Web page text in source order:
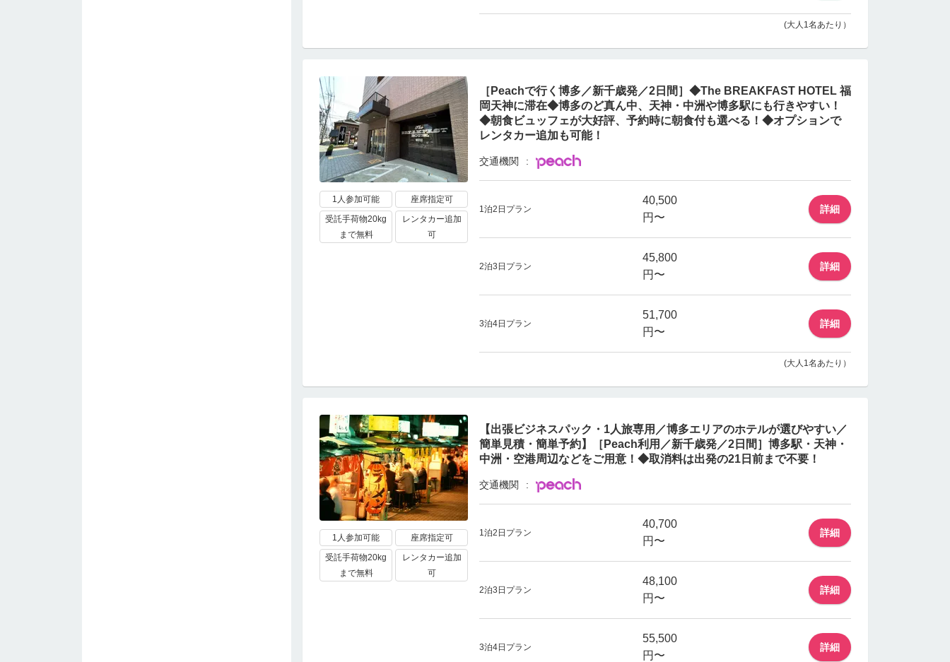
(大人1名あたり）
1人参加可能
座席指定可
受託手荷物20kg
まで無料
レンタカー追加
可
［Peachで行く博多／新千歳発／2日間］◆The BREAKFAST HOTEL 福
岡天神に滞在◆博多のど真ん中、天神・中洲や博多駅にも行きやすい！
◆朝食ビュッフェが大好評、予約時に朝食付も選べる！◆オプションで
レンタカー追加も可能！
交通機関
1泊2日プラン
40,500
円〜
詳細
2泊3日プラン
45,800
円〜
詳細
3泊4日プラン
51,700
円〜
詳細
(大人1名あたり）
1人参加可能
座席指定可
受託手荷物20kg
まで無料
レンタカー追加
可
【出張ビジネスパック・1人旅専用／博多エリアのホテルが選びやすい／
簡単見積・簡単予約】［Peach利用／新千歳発／2日間］博多駅・天神・
中洲・空港周辺などをご用意！◆取消料は出発の21日前まで不要！
交通機関
1泊2日プラン
40,700
円〜
詳細
2泊3日プラン
48,100
円〜
詳細
3泊4日プラン
55,500
円〜
詳細